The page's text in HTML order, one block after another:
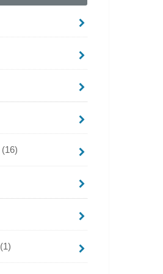
(16)
(1)